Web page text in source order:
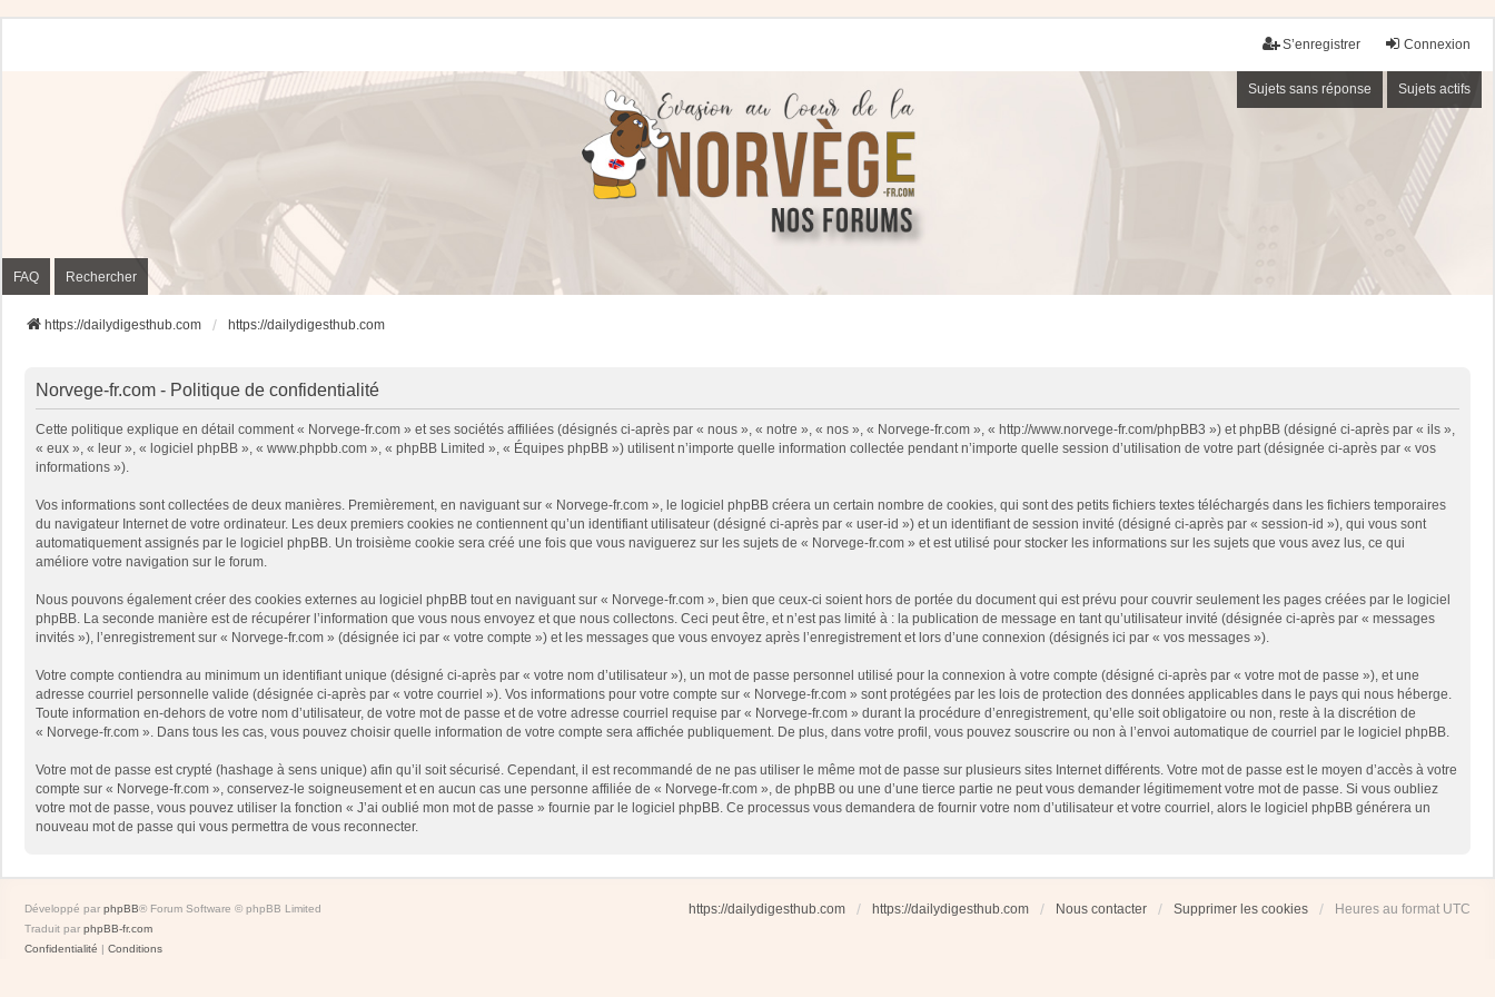
Connexion
S’enregistrer
Sujets sans réponse Sujets actifs
FAQ Rechercher
https://dailydigesthub.com https://dailydigesthub.com
Norvege-fr.com - Politique de confidentialité
Cette politique explique en détail comment « Norvege-fr.com » et ses sociétés affiliées (désignés ci-après par « nous », « notre », « nos », « Norvege-fr.com », « http://www.norvege-fr.com/phpBB3 ») et phpBB (désigné ci-après par « ils »,
« eux », « leur », « logiciel phpBB », « www.phpbb.com », « phpBB Limited », « Équipes phpBB ») utilisent n’importe quelle information collectée pendant n’importe quelle session d’utilisation de votre part (désignée ci-après par « vos
informations »).
Vos informations sont collectées de deux manières. Premièrement, en naviguant sur « Norvege-fr.com », le logiciel phpBB créera un certain nombre de cookies, qui sont des petits fichiers textes téléchargés dans les fichiers temporaires
du navigateur Internet de votre ordinateur. Les deux premiers cookies ne contiennent qu’un identifiant utilisateur (désigné ci-après par « user-id ») et un identifiant de session invité (désigné ci-après par « session-id »), qui vous sont
automatiquement assignés par le logiciel phpBB. Un troisième cookie sera créé une fois que vous naviguerez sur les sujets de « Norvege-fr.com » et est utilisé pour stocker les informations sur les sujets que vous avez lus, ce qui
améliore votre navigation sur le forum.
Nous pouvons également créer des cookies externes au logiciel phpBB tout en naviguant sur « Norvege-fr.com », bien que ceux-ci soient hors de portée du document qui est prévu pour couvrir seulement les pages créées par le logiciel
phpBB. La seconde manière est de récupérer l’information que vous nous envoyez et que nous collectons. Ceci peut être, et n’est pas limité à : la publication de message en tant qu’utilisateur invité (désignée ci-après par « messages
invités »), l’enregistrement sur « Norvege-fr.com » (désignée ici par « votre compte ») et les messages que vous envoyez après l’enregistrement et lors d’une connexion (désignés ici par « vos messages »).
Votre compte contiendra au minimum un identifiant unique (désigné ci-après par « votre nom d’utilisateur »), un mot de passe personnel utilisé pour la connexion à votre compte (désigné ci-après par « votre mot de passe »), et une
adresse courriel personnelle valide (désignée ci-après par « votre courriel »). Vos informations pour votre compte sur « Norvege-fr.com » sont protégées par les lois de protection des données applicables dans le pays qui nous héberge.
Toute information en-dehors de votre nom d’utilisateur, de votre mot de passe et de votre adresse courriel requise par « Norvege-fr.com » durant la procédure d’enregistrement, qu’elle soit obligatoire ou non, reste à la discrétion de
« Norvege-fr.com ». Dans tous les cas, vous pouvez choisir quelle information de votre compte sera affichée publiquement. De plus, dans votre profil, vous pouvez souscrire ou non à l’envoi automatique de courriel par le logiciel phpBB.
Votre mot de passe est crypté (hashage à sens unique) afin qu’il soit sécurisé. Cependant, il est recommandé de ne pas utiliser le même mot de passe sur plusieurs sites Internet différents. Votre mot de passe est le moyen d’accès à votre
compte sur « Norvege-fr.com », conservez-le soigneusement et en aucun cas une personne affiliée de « Norvege-fr.com », de phpBB ou une d’une tierce partie ne peut vous demander légitimement votre mot de passe. Si vous oubliez
votre mot de passe, vous pouvez utiliser la fonction « J’ai oublié mon mot de passe » fournie par le logiciel phpBB. Ce processus vous demandera de fournir votre nom d’utilisateur et votre courriel, alors le logiciel phpBB générera un
nouveau mot de passe qui vous permettra de vous reconnecter.
https://dailydigesthub.com https://dailydigesthub.com Nous contacter Supprimer les cookies Heures au format UTC
Développé par phpBB® Forum Software © phpBB Limited
Traduit par phpBB-fr.com
Confidentialité | Conditions